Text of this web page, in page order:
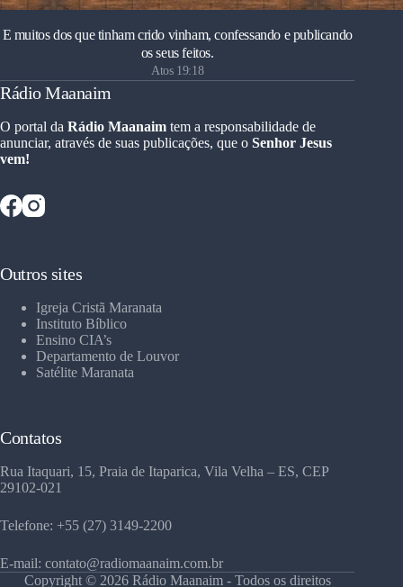
E muitos dos que tinham crido vinham, confessando e publicando
os seus feitos.
Atos 19:18
Rádio Maanaim
O portal da Rádio Maanaim tem a responsabilidade de
anunciar, através de suas publicações, que o Senhor Jesus
vem!
Outros sites
Igreja Cristã Maranata
Instituto Bíblico
Ensino CIA’s
Departamento de Louvor
Satélite Maranata
Contatos
Rua Itaquari, 15, Praia de Itaparica, Vila Velha – ES, CEP
29102-021
Telefone: +55 (27) 3149-2200
E-mail: contato@radiomaanaim.com.br
Copyright © 2026 Rádio Maanaim - Todos os direitos